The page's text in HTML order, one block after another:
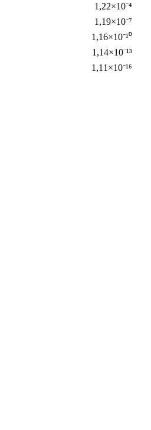
1,22×10⁻⁴
1,19×10⁻⁷
1,16×10⁻¹⁰
1,14×10⁻¹³
1,11×10⁻¹⁶